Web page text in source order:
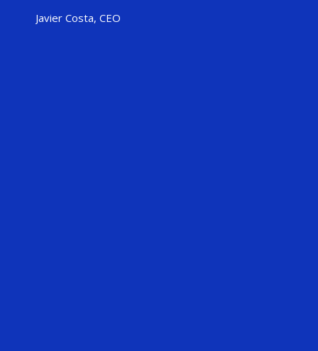
Javier Costa, CEO